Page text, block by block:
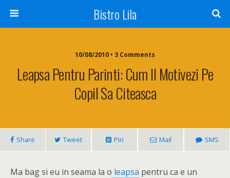
Bistro Lila
10/08/2010 • 3 Comments
Leapsa Pentru Parinti: Cum Il Motivezi Pe
Copil Sa Citeasca
Share Tweet Pin Mail SMS
Ma bag si eu in seama la o leapsa pentru ca e un